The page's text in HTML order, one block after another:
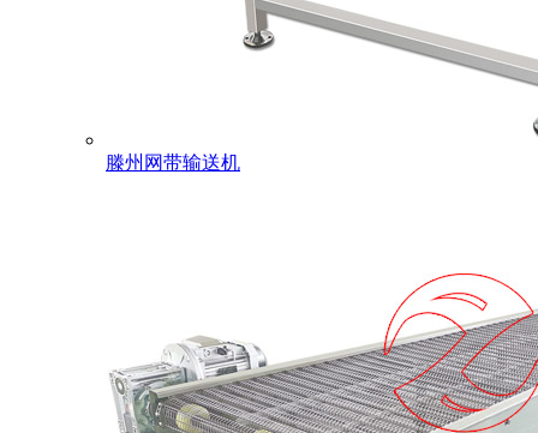
滕州网带输送机